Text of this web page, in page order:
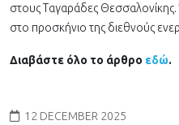
στους Ταγαράδες
στο προσκήνιο της διεθνούς
Διαβάστε όλο το άρθρο εδώ.
12 DECEMBER 2025